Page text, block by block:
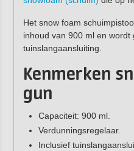
Het snow foam
inhoud van 900 ml en wordt
tuinslangaansluiting.
Kenmerken
gun
Capaciteit: 900 ml.
Verdunningsregelaar.
Inclusief